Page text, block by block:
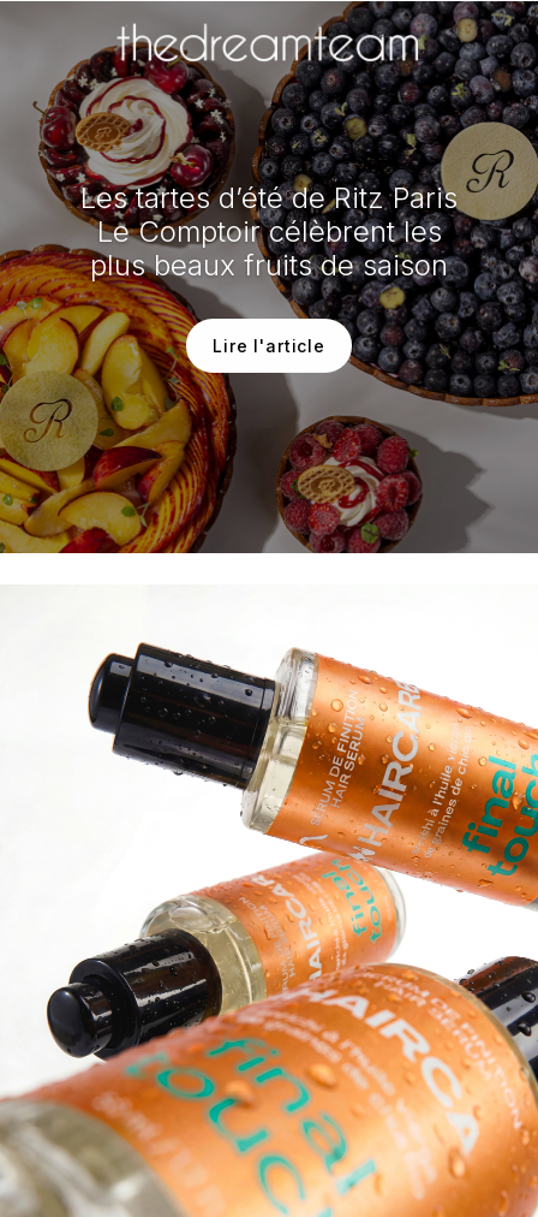
Les tartes d’été de Ritz Paris
Le Comptoir célèbrent les
plus beaux fruits de saison
Lire l'article